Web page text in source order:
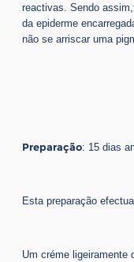
reactivas. Sendo
da epiderme
não se arriscar uma
Preparação: 15 dias
Esta preparação
Um créme ligeiramente